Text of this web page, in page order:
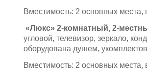
Вместимость: 2 основных места,
«Люкс» 2-комнатный, 2-
угловой, телевизор, зеркало,
оборудована душем,
Вместимость: 2 основных места,